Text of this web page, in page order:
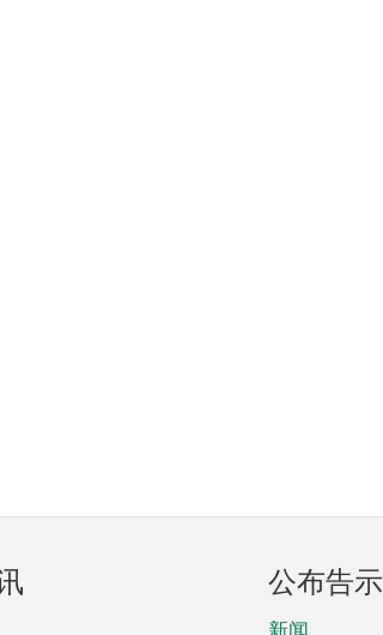
公布告示